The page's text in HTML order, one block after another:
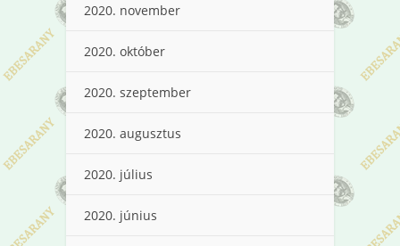
2020. november
2020. október
2020. szeptember
2020. augusztus
2020. július
2020. június